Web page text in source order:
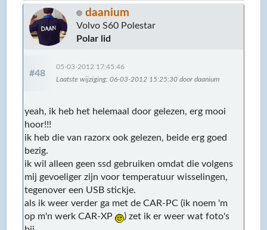
daanium
Volvo S60 Polestar
Polar lid
#48
05-03-2012 17:45:46
Laatste wijziging: 06-03-2012 15:25:30 door daanium
yeah, ik heb het helemaal door gelezen, erg mooi
hoor!!!
ik heb die van razorx ook gelezen, beide erg goed
bezig.
ik wil alleen geen ssd gebruiken omdat die volgens
mij gevoeliger zijn voor temperatuur wisselingen,
tegenover een USB stickje.
als ik weer verder ga met de CAR-PC (ik noem 'm
op m'n werk CAR-XP
) zet ik er weer wat foto's